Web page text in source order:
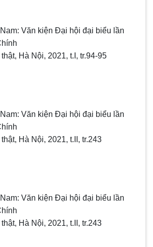
Văn kiện Đại hội đại biểu lần
Hà Nội, 2021, t.I, tr.94-95
Văn kiện Đại hội đại biểu lần
Hà Nội, 2021, t.II, tr.243
Văn kiện Đại hội đại biểu lần
Hà Nội, 2021, t.II, tr.243